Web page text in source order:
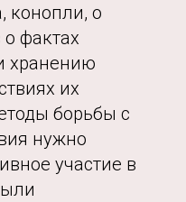
конопли, о
фактах
хранению
их
борьбы с
нужно
участие в